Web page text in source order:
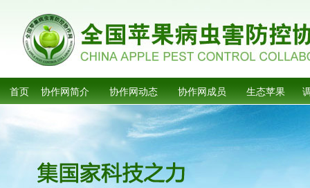
首页 协作网简介 协作网动态 协作网成员 生态苹果